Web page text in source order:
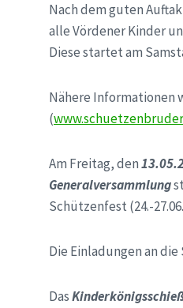
Nach dem guten
alle Vördener Kinder
Diese startet am
Nähere Informationen
(
Am Freitag, den
Generalversammlung
Schützenfest (24.-
Die Einladungen an
Das